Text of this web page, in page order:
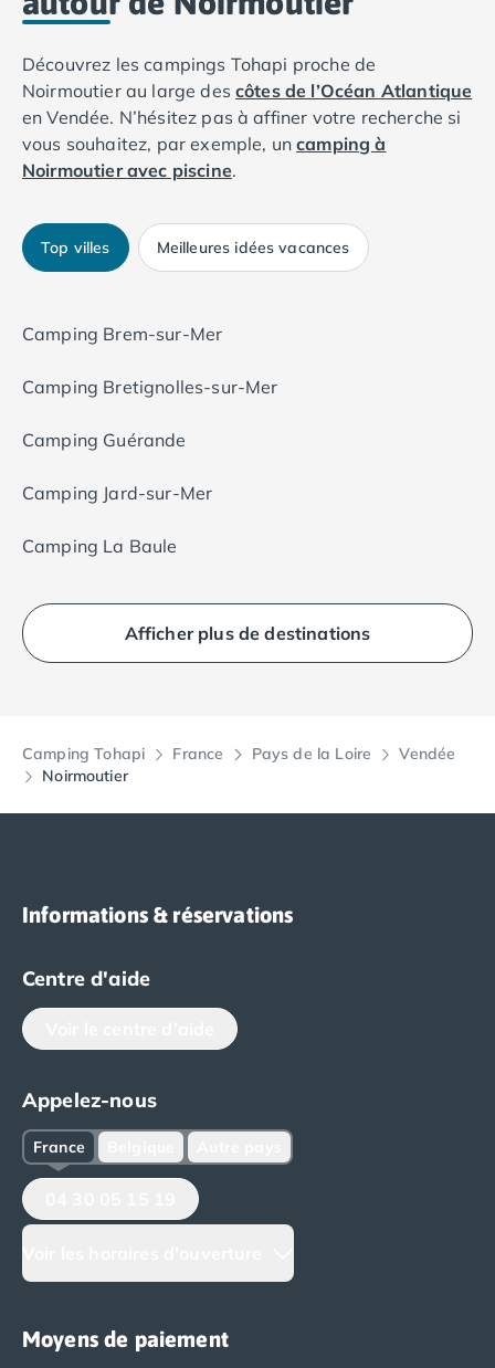
Découvrez les campings Tohapi proche de
Noirmoutier au large descôtes de l’Océan Atlantique
en Vendée. N’hésitez pas à affiner votre recherche si
vous souhaitez, par exemple, uncamping à
Noirmoutier avec piscine.
Top villes Meilleures idées vacances
Camping Brem-sur-Mer
Camping Bretignolles-sur-Mer
Camping Guérande
Camping Jard-sur-Mer
Camping La Baule
Afficher plus de destinations
Camping Tohapi France Pays de la Loire
Vendée
Noirmoutier
Informations & réservations
Centre d'aide
Appelez-nous
France
Moyens de paiement